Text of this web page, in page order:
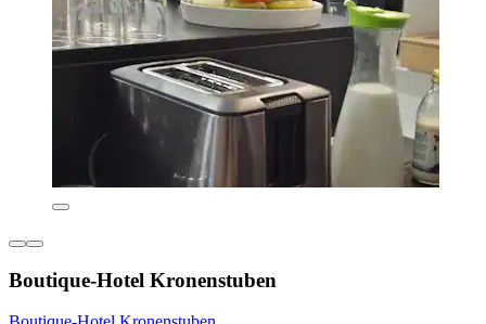
Boutique-Hotel Kronenstuben